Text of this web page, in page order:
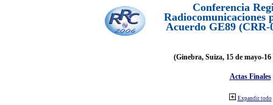
Conferencia
Radiocomunicaciones
Acuerdo GE89 (CRR-
(Ginebra, Suiza, 15 de mayo-
Actas Finales
Expandir todo